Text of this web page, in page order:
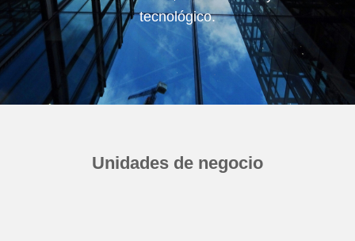
tecnológico.
Unidades de negocio